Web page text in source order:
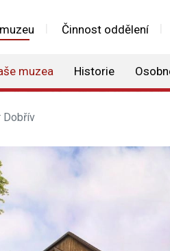
Činnost oddělení
muzea Historie
Dobřív